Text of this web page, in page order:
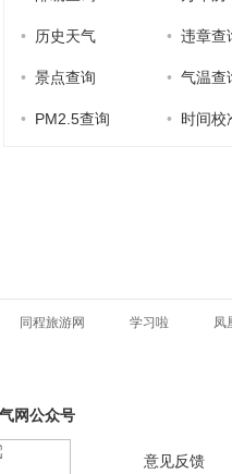
• 历史天气 • 违章查
• 景点查询 • 气温查
• PM2.5查询 • 时间校
同程旅游网 学习啦
凤
网公众号
意见反馈